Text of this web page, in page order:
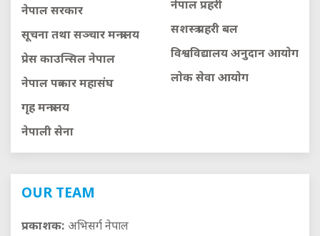
नेपाल सरकार
सूचना तथा सञ्चार मन्त्रालय
प्रेस काउन्सिल नेपाल
नेपाल पत्रकार महासंघ
गृह मन्त्रालय
नेपाली सेना
नेपाल प्रहरी
सशस्त्र प्रहरी बल
विश्वविद्यालय अनुदान आयाेग
लाेक सेवा आयाेग
OUR TEAM
प्रकाशक: अभिसर्ग नेपाल